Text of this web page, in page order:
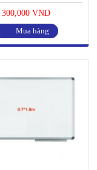
300,000 VND
Mua hàng